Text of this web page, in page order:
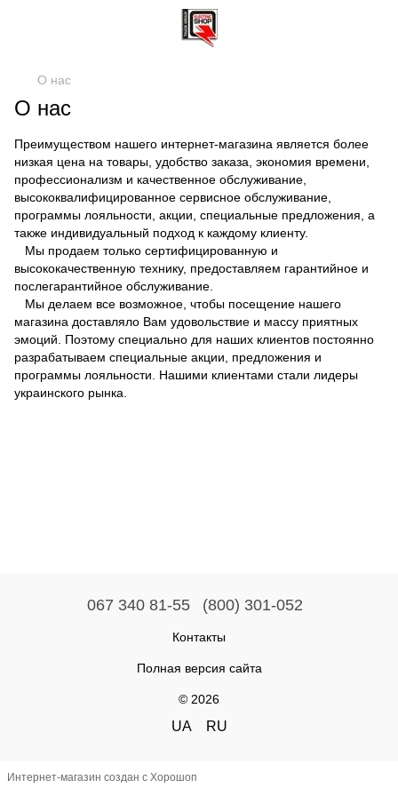
О нас
О нас
Преимуществом нашего интернет-магазина является более
низкая цена на товары, удобство заказа, экономия времени,
профессионализм и качественное обслуживание,
высококвалифицированное сервисное обслуживание,
программы лояльности, акции, специальные предложения, а
также индивидуальный подход к каждому клиенту.
Мы продаем только сертифицированную и
высококачественную технику, предоставляем гарантийное и
послегарантийное обслуживание.
Мы делаем все возможное, чтобы посещение нашего
магазина доставляло Вам удовольствие и массу приятных
эмоций. Поэтому специально для наших клиентов постоянно
разрабатываем специальные акции, предложения и
программы лояльности. Нашими клиентами стали лидеры
украинского рынка.
067 340 81-55 (800) 301-052
Контакты
Полная версия сайта
© 2026
UA RU
Интернет-магазин создан с Хорошоп